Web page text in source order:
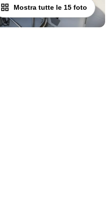
Mostra tutte le 15 foto